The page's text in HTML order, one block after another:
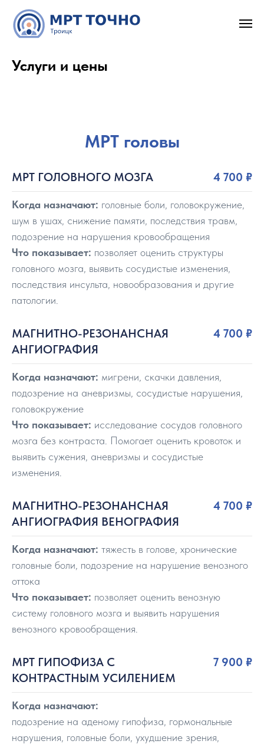
Услуги и цены
МРТ головы
МРТ ГОЛОВНОГО МОЗГА 4 700 ₽
Когда назначают: головные боли, головокружение,
шум в ушах, снижение памяти, последствия травм,
подозрение на нарушения кровообращения
Что показывает: позволяет оценить структуры
головного мозга, выявить сосудистые изменения,
последствия инсульта, новообразования и другие
патологии.
МАГНИТНО-РЕЗОНАНСНАЯ
АНГИОГРАФИЯ
4 700 ₽
Когда назначают: мигрени, скачки давления,
подозрение на аневризмы, сосудистые нарушения,
головокружение
Что показывает: исследование сосудов головного
мозга без контраста. Помогает оценить кровоток и
выявить сужения, аневризмы и сосудистые
изменения.
МАГНИТНО-РЕЗОНАНСНАЯ
АНГИОГРАФИЯ ВЕНОГРАФИЯ
4 700 ₽
Когда назначают: тяжесть в голове, хронические
головные боли, подозрение на нарушение венозного
оттока
Что показывает: позволяет оценить венозную
систему головного мозга и выявить нарушения
венозного кровообращения.
МРТ ГИПОФИЗА С
КОНТРАСТНЫМ УСИЛЕНИЕМ
7 900 ₽
Когда назначают:
подозрение на аденому гипофиза, гормональные
нарушения, головные боли, ухудшение зрения,